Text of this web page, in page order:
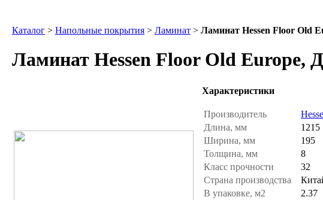
Каталог > Напольные покрытия > Ламинат > Ламинат Hessen Floor Old
Ламинат Hessen Floor Old Europe,
Характеристики
Производитель
Длина, мм
1215
Ширина, мм
195
Толщина, мм
8
Класс прочности
32
Страна производства
В упаковке, м2
2.37